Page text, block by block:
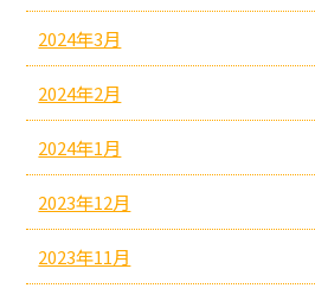
2024年3月
2024年2月
2024年1月
2023年12月
2023年11月